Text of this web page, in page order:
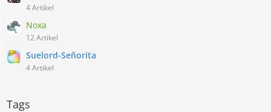
4 Artikel
Noxa
12 Artikel
Suelord-Señorita
4 Artikel
Tags